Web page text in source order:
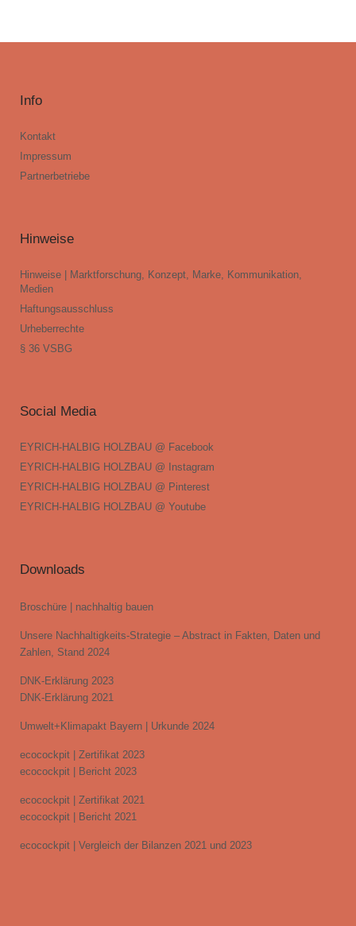
Info
Kontakt
Impressum
Partnerbetriebe
Hinweise
Hinweise | Marktforschung, Konzept, Marke, Kommunikation,
Medien
Haftungsausschluss
Urheberrechte
§ 36 VSBG
Social Media
EYRICH-HALBIG HOLZBAU @ Facebook
EYRICH-HALBIG HOLZBAU @ Instagram
EYRICH-HALBIG HOLZBAU @ Pinterest
EYRICH-HALBIG HOLZBAU @ Youtube
Downloads
Broschüre | nachhaltig bauen
Unsere Nachhaltigkeits-Strategie – Abstract in Fakten, Daten und
Zahlen, Stand 2024
DNK-Erklärung 2023
DNK-Erklärung 2021
Umwelt+Klimapakt Bayern | Urkunde 2024
ecocockpit | Zertifikat 2023
ecocockpit | Bericht 2023
ecocockpit | Zertifikat 2021
ecocockpit | Bericht 2021
ecocockpit | Vergleich der Bilanzen 2021 und 2023